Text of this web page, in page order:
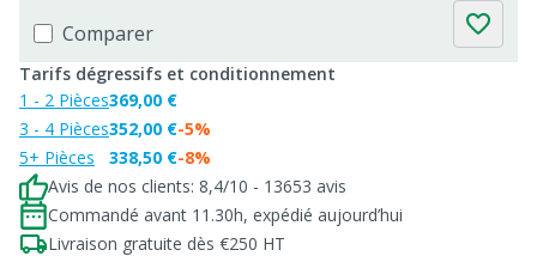
Comparer
Tarifs dégressifs et conditionnement
1 - 2 Pièces
3 - 4 Pièces
5+ Pièces
369,00 €
352,00 €
338,50 €
-5%
-8%
Avis de nos clients: 8,4/10 - 13653 avis
Commandé avant 11.30h, expédié aujourd’hui
Livraison gratuite dès €250 HT